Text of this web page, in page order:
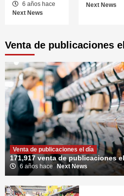
6 años hace
Next News
Next News
Venta de publicaciones
Venta de publicaciones el día
171,917 venta de publicaciones
6 años hace Next News